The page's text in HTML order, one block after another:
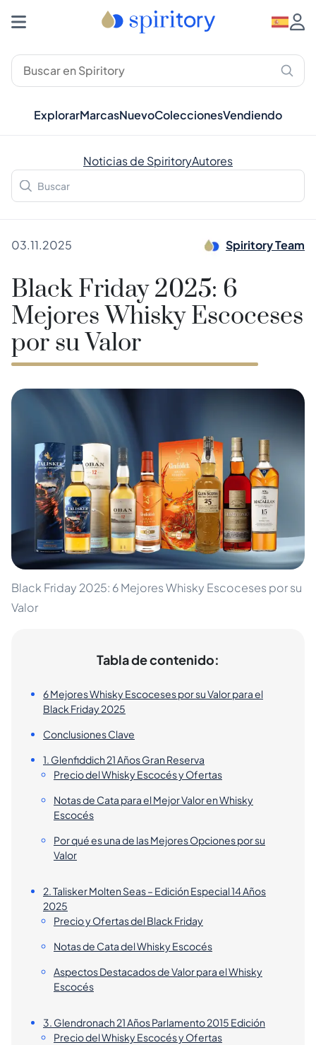
ExplorarMarcasNuevoColeccionesVendiendo
Noticias de SpiritoryAutores
03.11.2025 Spiritory Team
Black Friday 2025: 6
Mejores Whisky Escoceses
por su Valor
Black Friday 2025: 6 Mejores Whisky Escoceses por su
Valor
Tabla de contenido:
6 Mejores Whisky Escoceses por su Valor para el
Black Friday 2025
Conclusiones Clave
1. Glenfiddich 21 Años Gran Reserva
Precio del Whisky Escocés y Ofertas
Notas de Cata para el Mejor Valor en Whisky
Escocés
Por qué es una de las Mejores Opciones por su
Valor
2. Talisker Molten Seas – Edición Especial 14 Años
2025
Precio y Ofertas del Black Friday
Notas de Cata del Whisky Escocés
Aspectos Destacados de Valor para el Whisky
Escocés
3. Glendronach 21 Años Parlamento 2015 Edición
Precio del Whisky Escocés y Ofertas